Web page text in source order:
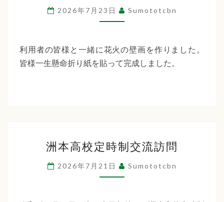
ン
作
成
2026年7月23日 Sumototcbn
利用者の皆様と一緒に花火の壁画を作りました。
皆様一生懸命折り紙を貼って完成しました。
本
高
校
洲本高校定時制交流訪問
2026年7月21日 Sumototcbn